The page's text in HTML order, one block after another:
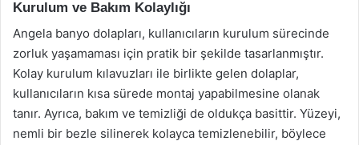
Kurulum ve Bakım Kolaylığı
Angela banyo dolapları, kullanıcıların kurulum sürecinde
zorluk yaşamaması için pratik bir şekilde tasarlanmıştır.
Kolay kurulum kılavuzları ile birlikte gelen dolaplar,
kullanıcıların kısa sürede montaj yapabilmesine olanak
tanır. Ayrıca, bakım ve temizliği de oldukça basittir. Yüzeyi,
nemli bir bezle silinerek kolayca temizlenebilir, böylece